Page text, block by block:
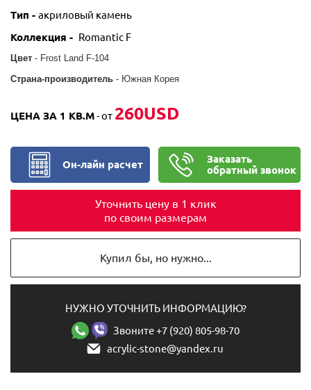
Тип - акриловый камень
Коллекция - Romantic F
Цвет - Frost Land F-104
Страна-производитель - Южная Корея
ЦЕНА ЗА 1 КВ.М- от 260USD
Он-лайн расчет
Заказать
обратный звонок
Уточнить цену в 1 клик
по своим размерам
Купил бы, но нужно...
НУЖНО УТОЧНИТЬ ИНФОРМАЦИЮ?
Звоните +7 (920) 805-98-70
acrylic-stone@yandex.ru